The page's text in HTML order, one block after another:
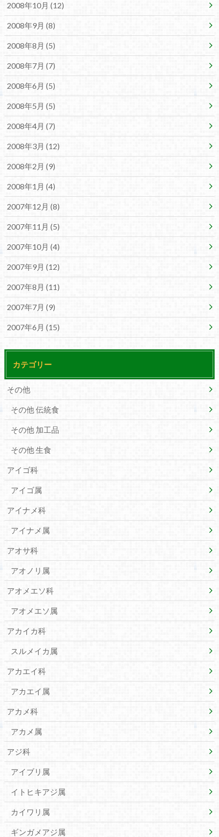
2008年10月 (12)
2008年9月 (8)
2008年8月 (5)
2008年7月 (7)
2008年6月 (5)
2008年5月 (5)
2008年4月 (7)
2008年3月 (12)
2008年2月 (9)
2008年1月 (4)
2007年12月 (8)
2007年11月 (5)
2007年10月 (4)
2007年9月 (12)
2007年8月 (11)
2007年7月 (9)
2007年6月 (15)
カテゴリー
その他
その他 伝統食
その他 加工品
その他 生食
アイゴ科
アイゴ属
アイナメ科
アイナメ属
アオサ科
アオノリ属
アオメエソ科
アオメエソ属
アカイカ科
スルメイカ属
アカエイ科
アカエイ属
アカメ科
アカメ属
アジ科
アイブリ属
イトヒキアジ属
カイワリ属
ギンガメアジ属